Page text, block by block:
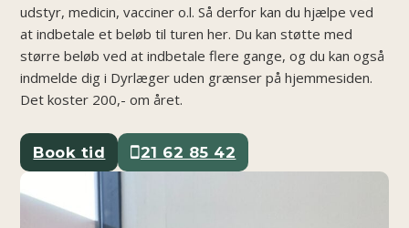
udstyr, medicin, vacciner o.l. Så derfor kan du hjælpe ved
at indbetale et beløb til turen her. Du kan støtte med
større beløb ved at indbetale flere gange, og du kan også
indmelde dig i Dyrlæger uden grænser på hjemmesiden.
Det koster 200,- om året.
Book tid 21 62 85 42